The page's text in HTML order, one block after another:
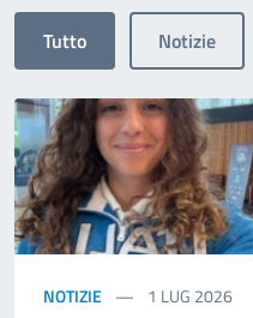
Tutto Notizie
NOTIZIE 1 LUG 2026